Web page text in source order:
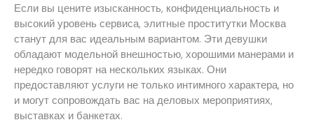
Если вы цените изысканность, конфиденциальность и
высокий уровень сервиса, элитные проститутки Москва
станут для вас идеальным вариантом. Эти девушки
обладают модельной внешностью, хорошими манерами и
нередко говорят на нескольких языках. Они
предоставляют услуги не только интимного характера, но
и могут сопровождать вас на деловых мероприятиях,
выставках и банкетах.